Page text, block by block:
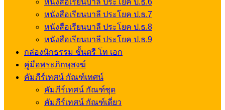
หนังสือเรียนบาลี ประโยค ป.ธ.6
หนังสือเรียนบาลี ประโยค ป.ธ.7
หนังสือเรียนบาลี ประโยค ป.ธ.8
หนังสือเรียนบาลี ประโยค ป.ธ.9
กล่องนักธรรม ชั้นตรี โท เอก
คู่มือพระภิกษุสงฆ์
คัมภีร์เทศน์ กัณฑ์เทศน์
คัมภีร์เทศน์ กัณฑ์ชุด
คัมภีร์เทศน์ กัณฑ์เดี่ยว